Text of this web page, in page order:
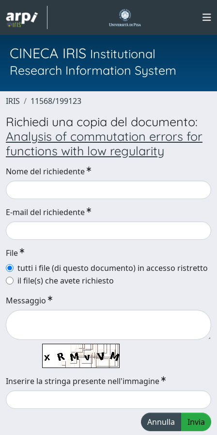
CINECA IRIS Institutional
Research Information System
IRIS 11568/199123
Richiedi una copia del documento:
Analysis of commutation errors for
functions with low regularity
Nome del richiedente
E-mail del richiedente
File
tutti i file (di questo documento) in accesso ristretto
il file(s) che avete richiesto
Messaggio
Inserire la stringa presente nell'immagine
Annulla Invia